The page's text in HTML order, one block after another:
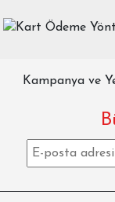
Kampanya ve